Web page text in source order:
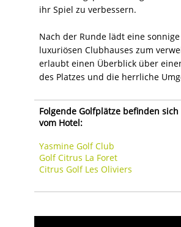
ihr Spiel zu verbessern.
Nach der Runde lädt eine
luxuriösen Clubhauses zum
erlaubt einen Überblick über
des Platzes und die herrliche
Folgende Golfplätze befinden
vom Hotel:
Yasmine Golf Club
Golf Citrus La Foret
Citrus Golf Les Oliviers